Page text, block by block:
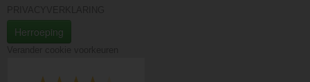
Herroeping